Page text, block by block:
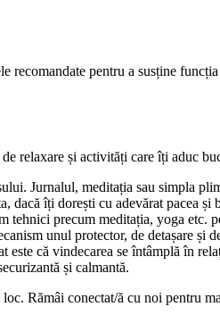
recomandate pentru a susține funcția
relaxare și activități care îți aduc
Jurnalul, meditația sau simpla
dacă îți dorești cu adevărat pacea și
tehnici precum meditația, yoga etc.
unul protector, de detașare și
este că vindecarea se întâmplă în
și calmantă.
Rămâi conectat/ă cu noi pentru